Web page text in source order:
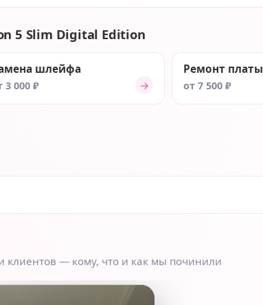
5 Slim Digital Edition
шлейфа
3 000 ₽ →
Ремонт платы
от 7 500 ₽
клиентов — кому, что и как мы починили